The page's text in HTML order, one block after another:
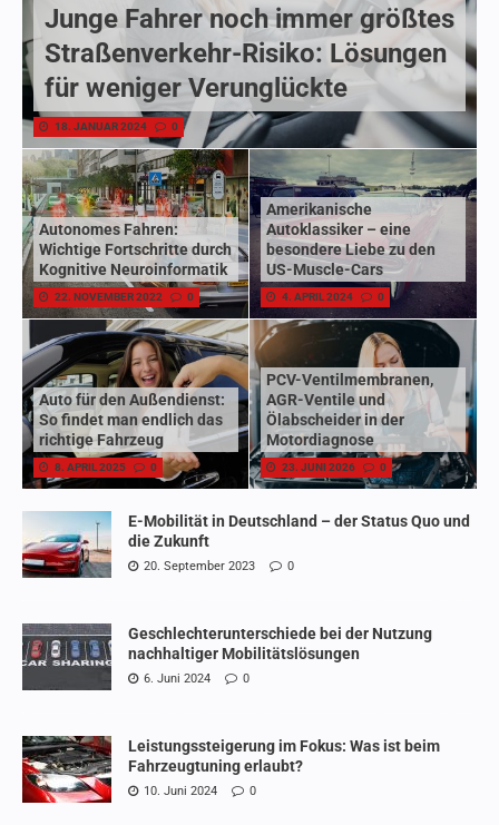
Junge Fahrer noch immer größtes
Straßenverkehr-Risiko: Lösungen
für weniger Verunglückte
18. JANUAR 2024 0
Autonomes Fahren:
Wichtige Fortschritte durch
Kognitive Neuroinformatik
22. NOVEMBER 2022 0
Amerikanische
Autoklassiker – eine
besondere Liebe zu den
US-Muscle-Cars
4. APRIL 2024 0
Auto für den Außendienst:
So findet man endlich das
richtige Fahrzeug
8. APRIL 2025 0
PCV-Ventilmembranen,
AGR-Ventile und
Ölabscheider in der
Motordiagnose
23. JUNI 2026 0
E-Mobilität in Deutschland – der Status Quo und
die Zukunft
20. September 2023 0
Geschlechterunterschiede bei der Nutzung
nachhaltiger Mobilitätslösungen
6. Juni 2024 0
Leistungssteigerung im Fokus: Was ist beim
Fahrzeugtuning erlaubt?
10. Juni 2024 0